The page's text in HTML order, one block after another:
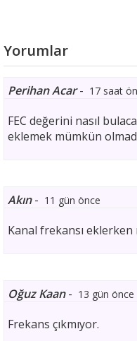
Yorumlar
Perihan Acar- 17 saat
FEC değerini nasıl
eklemek mümkün
Akın- 11 gün önce
Kanal frekansı eklerken
Oğuz Kaan- 13 gün önce
Frekans çıkmıyor.